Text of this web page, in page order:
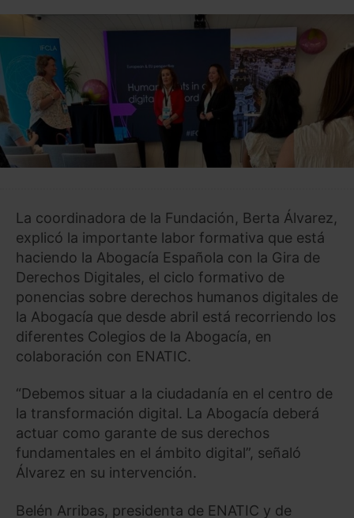
La coordinadora de la Fundación, Berta Álvarez,
explicó la importante labor formativa que está
haciendo la Abogacía Española con la Gira de
Derechos Digitales, el ciclo formativo de
ponencias sobre derechos humanos digitales de
la Abogacía que desde abril está recorriendo los
diferentes Colegios de la Abogacía, en
colaboración con ENATIC.
“Debemos situar a la ciudadanía en el centro de
la transformación digital. La Abogacía deberá
actuar como garante de sus derechos
fundamentales en el ámbito digital”, señaló
Álvarez en su intervención.
Belén Arribas, presidenta de ENATIC y de